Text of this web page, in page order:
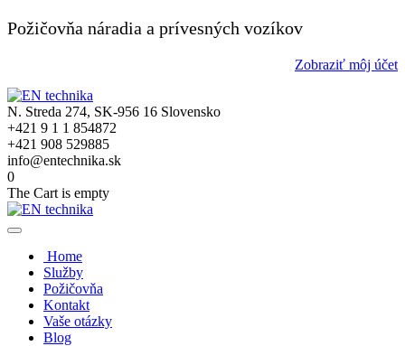
Požičovňa náradia a prívesných vozíkov
Zobraziť môj účet
N. Streda 274, SK-956 16 Slovensko
+421 9 1 1 854872
+421 908 529885
info@entechnika.sk
0
The Cart is empty
Home
Služby
Požičovňa
Kontakt
Vaše otázky
Blog